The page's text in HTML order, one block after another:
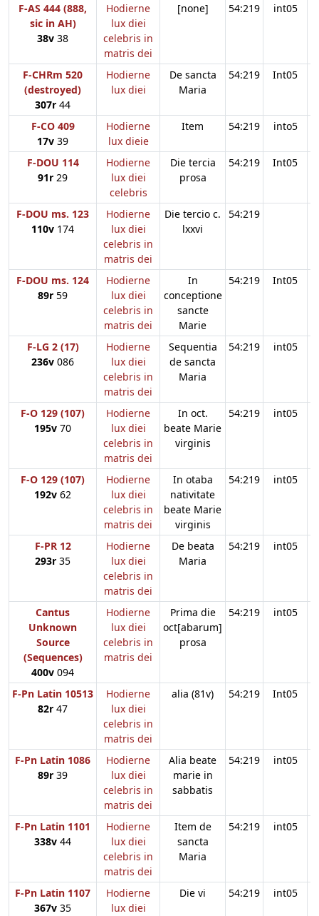
F-AS 444 (888,
sic in AH)
38v 38
Hodierne
lux diei
celebris in
matris dei
[none] 54:219 int05
F-CHRm 520
(destroyed)
307r 44
Hodierne
lux diei
De sancta
Maria
54:219 Int05
F-CO 409
17v 39
Hodierne
lux dieie
Item 54:219 into5
F-DOU 114
91r 29
Hodierne
lux diei
celebris
Die tercia
prosa
54:219 Int05
F-DOU ms. 123
110v 174
Hodierne
lux diei
celebris in
matris dei
Die tercio c.
lxxvi
54:219
F-DOU ms. 124
89r 59
Hodierne
lux diei
celebris in
matris dei
In
conceptione
sancte
Marie
54:219 Int05
F-LG 2 (17)
236v 086
Hodierne
lux diei
celebris in
matris dei
Sequentia
de sancta
Maria
54:219 int05
F-O 129 (107)
195v 70
Hodierne
lux diei
celebris in
matris dei
In oct.
beate Marie
virginis
54:219 int05
F-O 129 (107)
192v 62
Hodierne
lux diei
celebris in
matris dei
In otaba
nativitate
beate Marie
virginis
54:219 int05
F-PR 12
293r 35
Hodierne
lux diei
celebris in
matris dei
De beata
Maria
54:219 int05
Cantus
Unknown
Source
(Sequences)
400v 094
Hodierne
lux diei
celebris in
matris dei
Prima die
oct[abarum]
prosa
54:219 int05
F-Pn Latin 10513
82r 47
Hodierne
lux diei
celebris in
matris dei
alia (81v) 54:219 Int05
F-Pn Latin 1086
89r 39
Hodierne
lux diei
celebris in
matris dei
Alia beate
marie in
sabbatis
54:219 int05
F-Pn Latin 1101
338v 44
Hodierne
lux diei
celebris in
matris dei
Item de
sancta
Maria
54:219 int05
F-Pn Latin 1107
367v 35
Hodierne
lux diei
Die vi 54:219 int05